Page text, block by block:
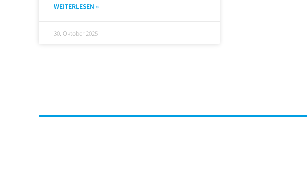
WEITERLESEN »
30. Oktober 2025